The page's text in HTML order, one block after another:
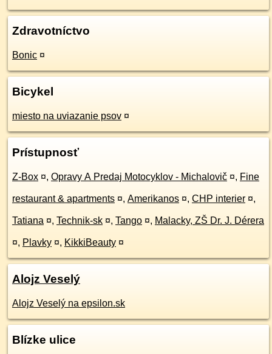
Zdravotníctvo
Bonic ¤
Bicykel
miesto na uviazanie psov ¤
Prístupnosť
Z-Box ¤, Opravy A Predaj Motocyklov - Michalovič ¤, Fine
restaurant & apartments ¤, Amerikanos ¤, CHP interier ¤,
Tatiana ¤, Technik-sk ¤, Tango ¤, Malacky, ZŠ Dr. J. Dérera
¤, Plavky ¤, KikkiBeauty ¤
Alojz Veselý
Alojz Veselý na epsilon.sk
Blízke ulice